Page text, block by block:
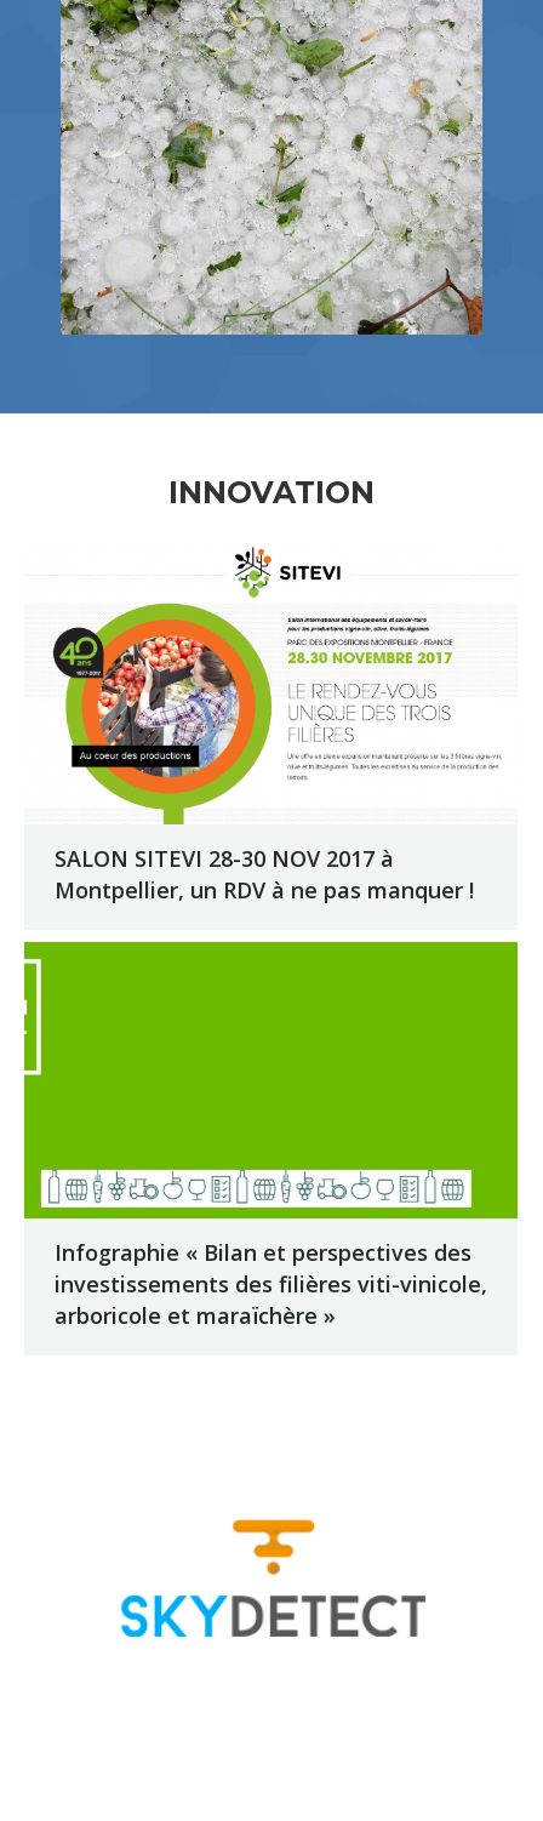
INNOVATION
SALON SITEVI 28-30 NOV 2017 à
Montpellier, un RDV à ne pas manquer !
Infographie « Bilan et perspectives des
investissements des filières viti-vinicole,
arboricole et maraïchère »